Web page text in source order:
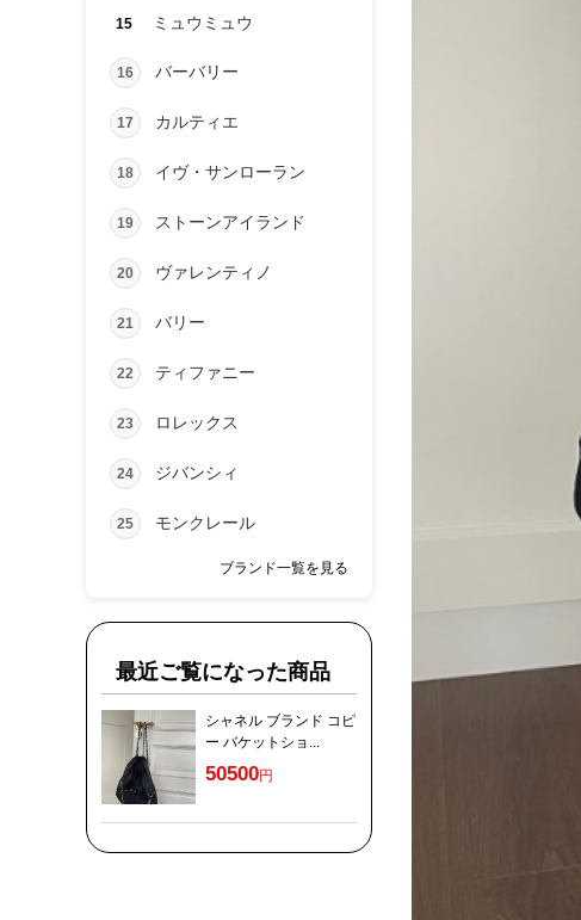
15 ミュウミュウ
16 バーバリー
17 カルティエ
18 イヴ・サンローラン
19 ストーンアイランド
20 ヴァレンティノ
21 バリー
22 ティファニー
23 ロレックス
24 ジバンシィ
25 モンクレール
ブランド一覧を見る
最近ご覧になった商品
シャネル ブランド コピ
ー バケットショ...
50500円